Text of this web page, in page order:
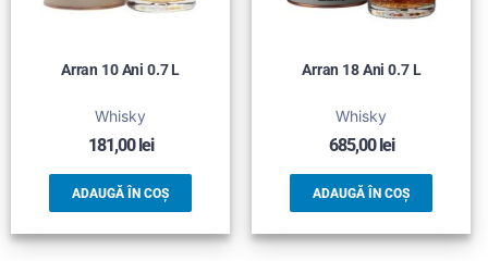
Arran 10 Ani 0.7 L
Whisky
181,00lei
ADAUGĂ ÎN COȘ
Arran 18 Ani 0.7 L
Whisky
685,00lei
ADAUGĂ ÎN COȘ